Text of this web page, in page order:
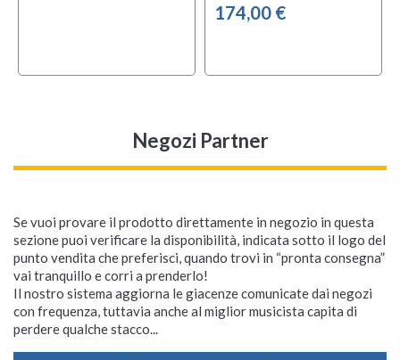
174,00 €
Negozi Partner
Se vuoi provare il prodotto direttamente in negozio in questa
sezione puoi verificare la disponibilità, indicata sotto il logo del
punto vendita che preferisci, quando trovi in “pronta consegna”
vai tranquillo e corri a prenderlo!
Il nostro sistema aggiorna le giacenze comunicate dai negozi
con frequenza, tuttavia anche al miglior musicista capita di
perdere qualche stacco...